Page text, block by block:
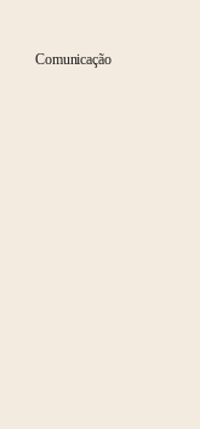
Comunicação